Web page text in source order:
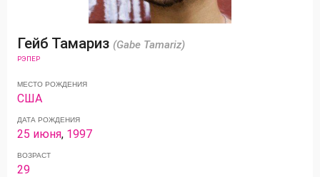
Гейб Тамариз (Gabe Tamariz)
РЭПЕР
МЕСТО РОЖДЕНИЯ
США
ДАТА РОЖДЕНИЯ
25 июня, 1997
ВОЗРАСТ
29